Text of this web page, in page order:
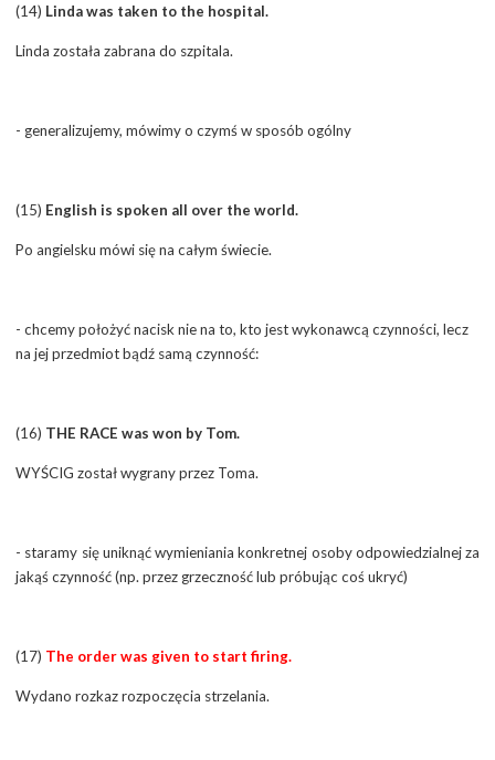
(14) Linda was taken to the hospital.
Linda została zabrana do szpitala.
- generalizujemy, mówimy o czymś w sposób ogólny
(15) English is spoken all over the world.
Po angielsku mówi się na całym świecie.
- chcemy położyć nacisk nie na to, kto jest wykonawcą czynności, lecz
na jej przedmiot bądź samą czynność:
(16) THE RACE was won by Tom.
WYŚCIG został wygrany przez Toma.
- staramy się uniknąć wymieniania konkretnej osoby odpowiedzialnej za
jakąś czynność (np. przez grzeczność lub próbując coś ukryć)
(17) The order was given to start firing.
Wydano rozkaz rozpoczęcia strzelania.